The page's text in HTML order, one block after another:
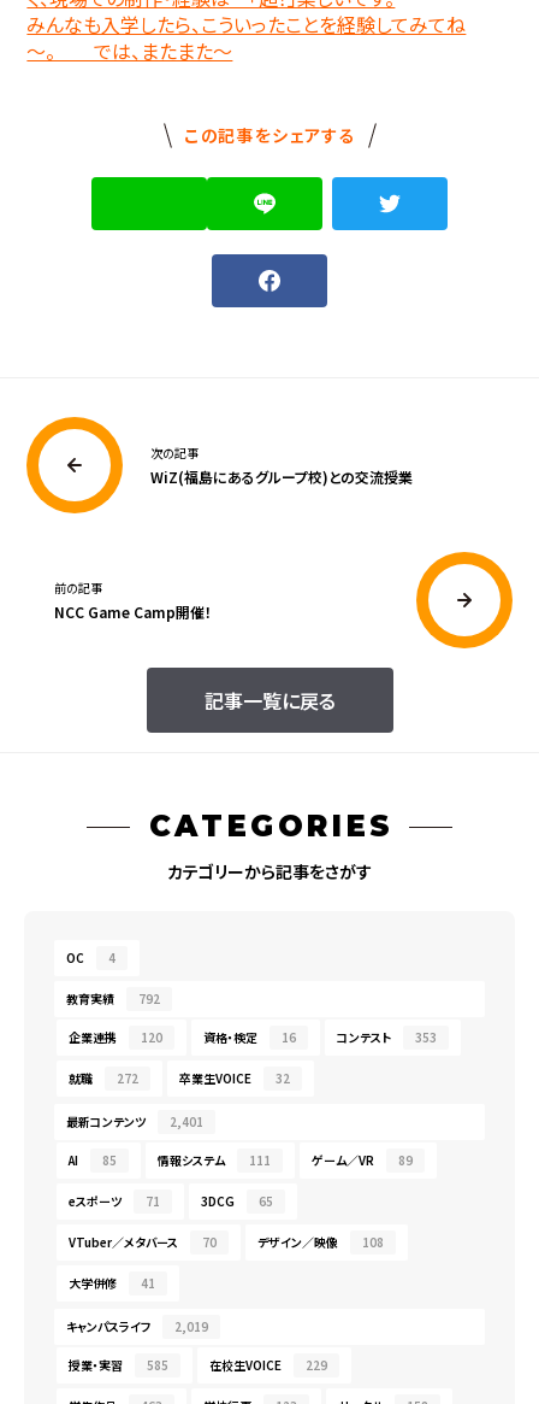
みんなも入学したら、こういったことを経験してみてね
～。 では、またまた～
この記事をシェアする
次の記事
WiZ(福島にあるグループ校)との交流授業
記事一覧に戻る
前の記事
NCC Game Camp開催！
CATEGORIES
カテゴリーから記事をさがす
OC 4
教育実績 792
企業連携 120 資格・検定 16 コンテスト 353
就職 272 卒業生VOICE 32
最新コンテンツ 2,401
AI 85 情報システム 111 ゲーム／VR 89
eスポーツ 71 3DCG 65
VTuber／メタバース 70 デザイン／映像 108
大学併修 41
キャンパスライフ 2,019
授業・実習 585 在校生VOICE 229